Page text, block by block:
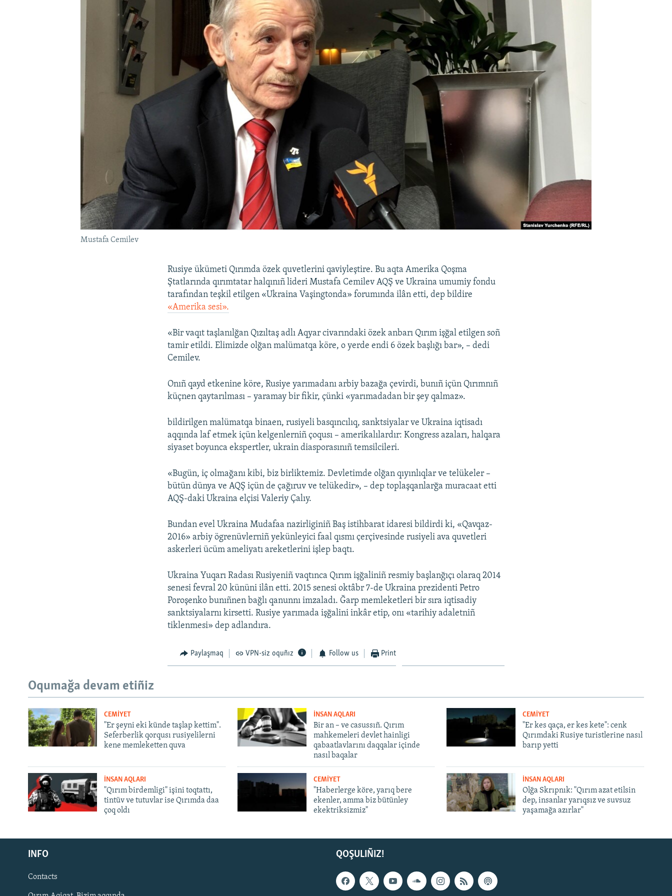
Русский
Українською
QOŞULIÑIZ!
Mustafa Cemilev
Rusiye ükümeti Qırımda özek quvetlerini qaviyleştire. Bu aqta Amerika Qoşma
Ştatlarında qırımtatar halqınıñ lideri Mustafa Cemilev AQŞ ve Ukraina umumiy fondu
tarafından teşkil etilgen «Ukraina Vaşingtonda» forumında ilân etti, dep bildire
«Amerika sesi».
«Bir vaqıt taşlanılğan Qızıltaş adlı Aqyar civarındaki özek anbarı Qırım işğal etilgen soñ
tamir etildi. Elimizde olğan malümatqa köre, o yerde endi 6 özek başlığı bar», – dedi
Cemilev.
Onıñ qayd etkenine köre, Rusiye yarımadanı arbiy bazağa çevirdi, bunıñ içün Qırımnıñ
küçnen qaytarılması – yaramay bir fikir, çünki «yarımadadan bir şey qalmaz».
bildirilgen malümatqa binaen, rusiyeli basqıncılıq, sanktsiyalar ve Ukraina iqtisadı
aqqında laf etmek içün kelgenlerniñ çoqusı – amerikalılardır: Kongress azaları, halqara
siyaset boyunca ekspertler, ukrain diasporasınıñ temsilcileri.
«Bugün, iç olmağanı kibi, biz birliktemiz. Devletimde olğan qıyınlıqlar ve telükeler –
bütün dünya ve AQŞ içün de çağıruv ve telükedir», – dep toplaşqanlarğa muracaat etti
AQŞ-daki Ukraina elçisi Valeriy Çalıy.
Bundan evel Ukraina Mudafaa nazirliginiñ Baş istihbarat idaresi bildirdi ki, «Qavqaz-
2016» arbiy ögrenüvlerniñ yekünleyici faal qısmı çerçivesinde rusiyeli ava quvetleri
askerleri ücüm ameliyatı areketlerini işlep baqtı.
Ukraina Yuqarı Radası Rusiyeniñ vaqtınca Qırım işğaliniñ resmiy başlanğıçı olaraq 2014
senesi fevral 20 kününi ilân etti. 2015 senesi oktâbr 7-de Ukraina prezidenti Petro
Poroşenko bunıñnen bağlı qanunnı imzaladı. Ğarp memleketleri bir sıra iqtisadiy
sanktsiyalarnı kirsetti. Rusiye yarımada işğalini inkâr etip, onı «tarihiy adaletniñ
tiklenmesi» dep adlandıra.
Paylaşmaq VPN-siz oquñız Follow us Print
Oqumağa devam etiñiz
CEMİYET
"Er şeyni eki künde taşlap kettim".
Seferberlik qorqusı rusiyelilerni
kene memleketten quva
İNSAN AQLARI
Bir an – ve casussıñ. Qırım
mahkemeleri devlet hainligi
qabaatlavlarını daqqalar içinde
nasıl baqalar
CEMİYET
"Er kes qaça, er kes kete": cenk
Qırımdaki Rusiye turistlerine nasıl
barıp yetti
İNSAN AQLARI
"Qırım birdemligi" işini toqtattı,
tintüv ve tutuvlar ise Qırımda daa
çoq oldı
CEMİYET
"Haberlerge köre, yarıq bere
ekenler, amma biz bütünley
ekektriksizmiz"
İNSAN AQLARI
Olğa Skrıpnık: "Qırım azat etilsin
dep, insanlar yarıqsız ve suvsuz
yaşamağa azırlar"
QOŞULIÑIZ!
INFO
Contacts